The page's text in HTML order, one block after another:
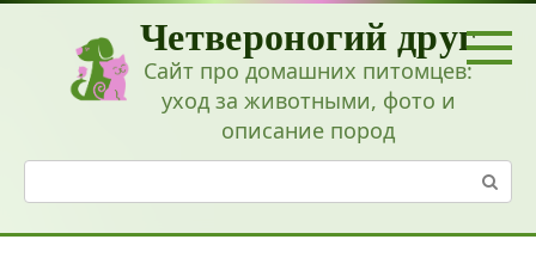
Перейти
Четвероногий друг
Сайт про домашних питомцев:
уход за животными, фото и
описание пород
Поиск: